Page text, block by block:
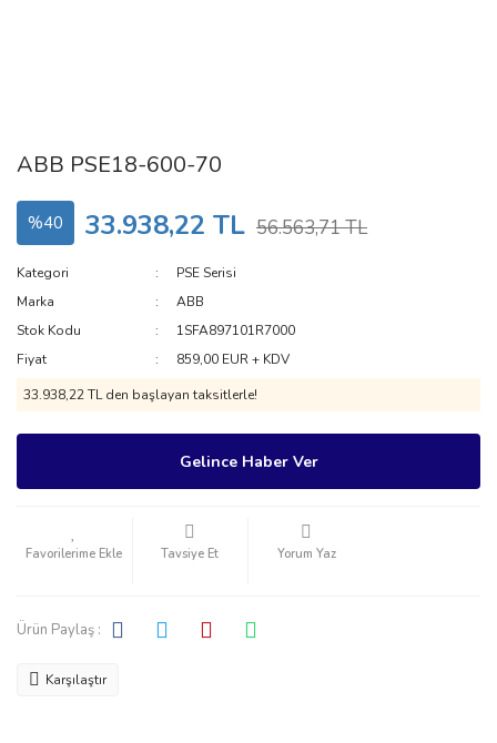
ABB PSE18-600-70
%40 33.938,22 TL 56.563,71 TL
Kategori
PSE Serisi
Marka
ABB
Stok Kodu
1SFA897101R7000
Fiyat
859,00 EUR + KDV
33.938,22 TL den başlayan taksitlerle!
Gelince Haber Ver
Tavsiye Et Yorum Yaz
Ürün Paylaş :
Karşılaştır